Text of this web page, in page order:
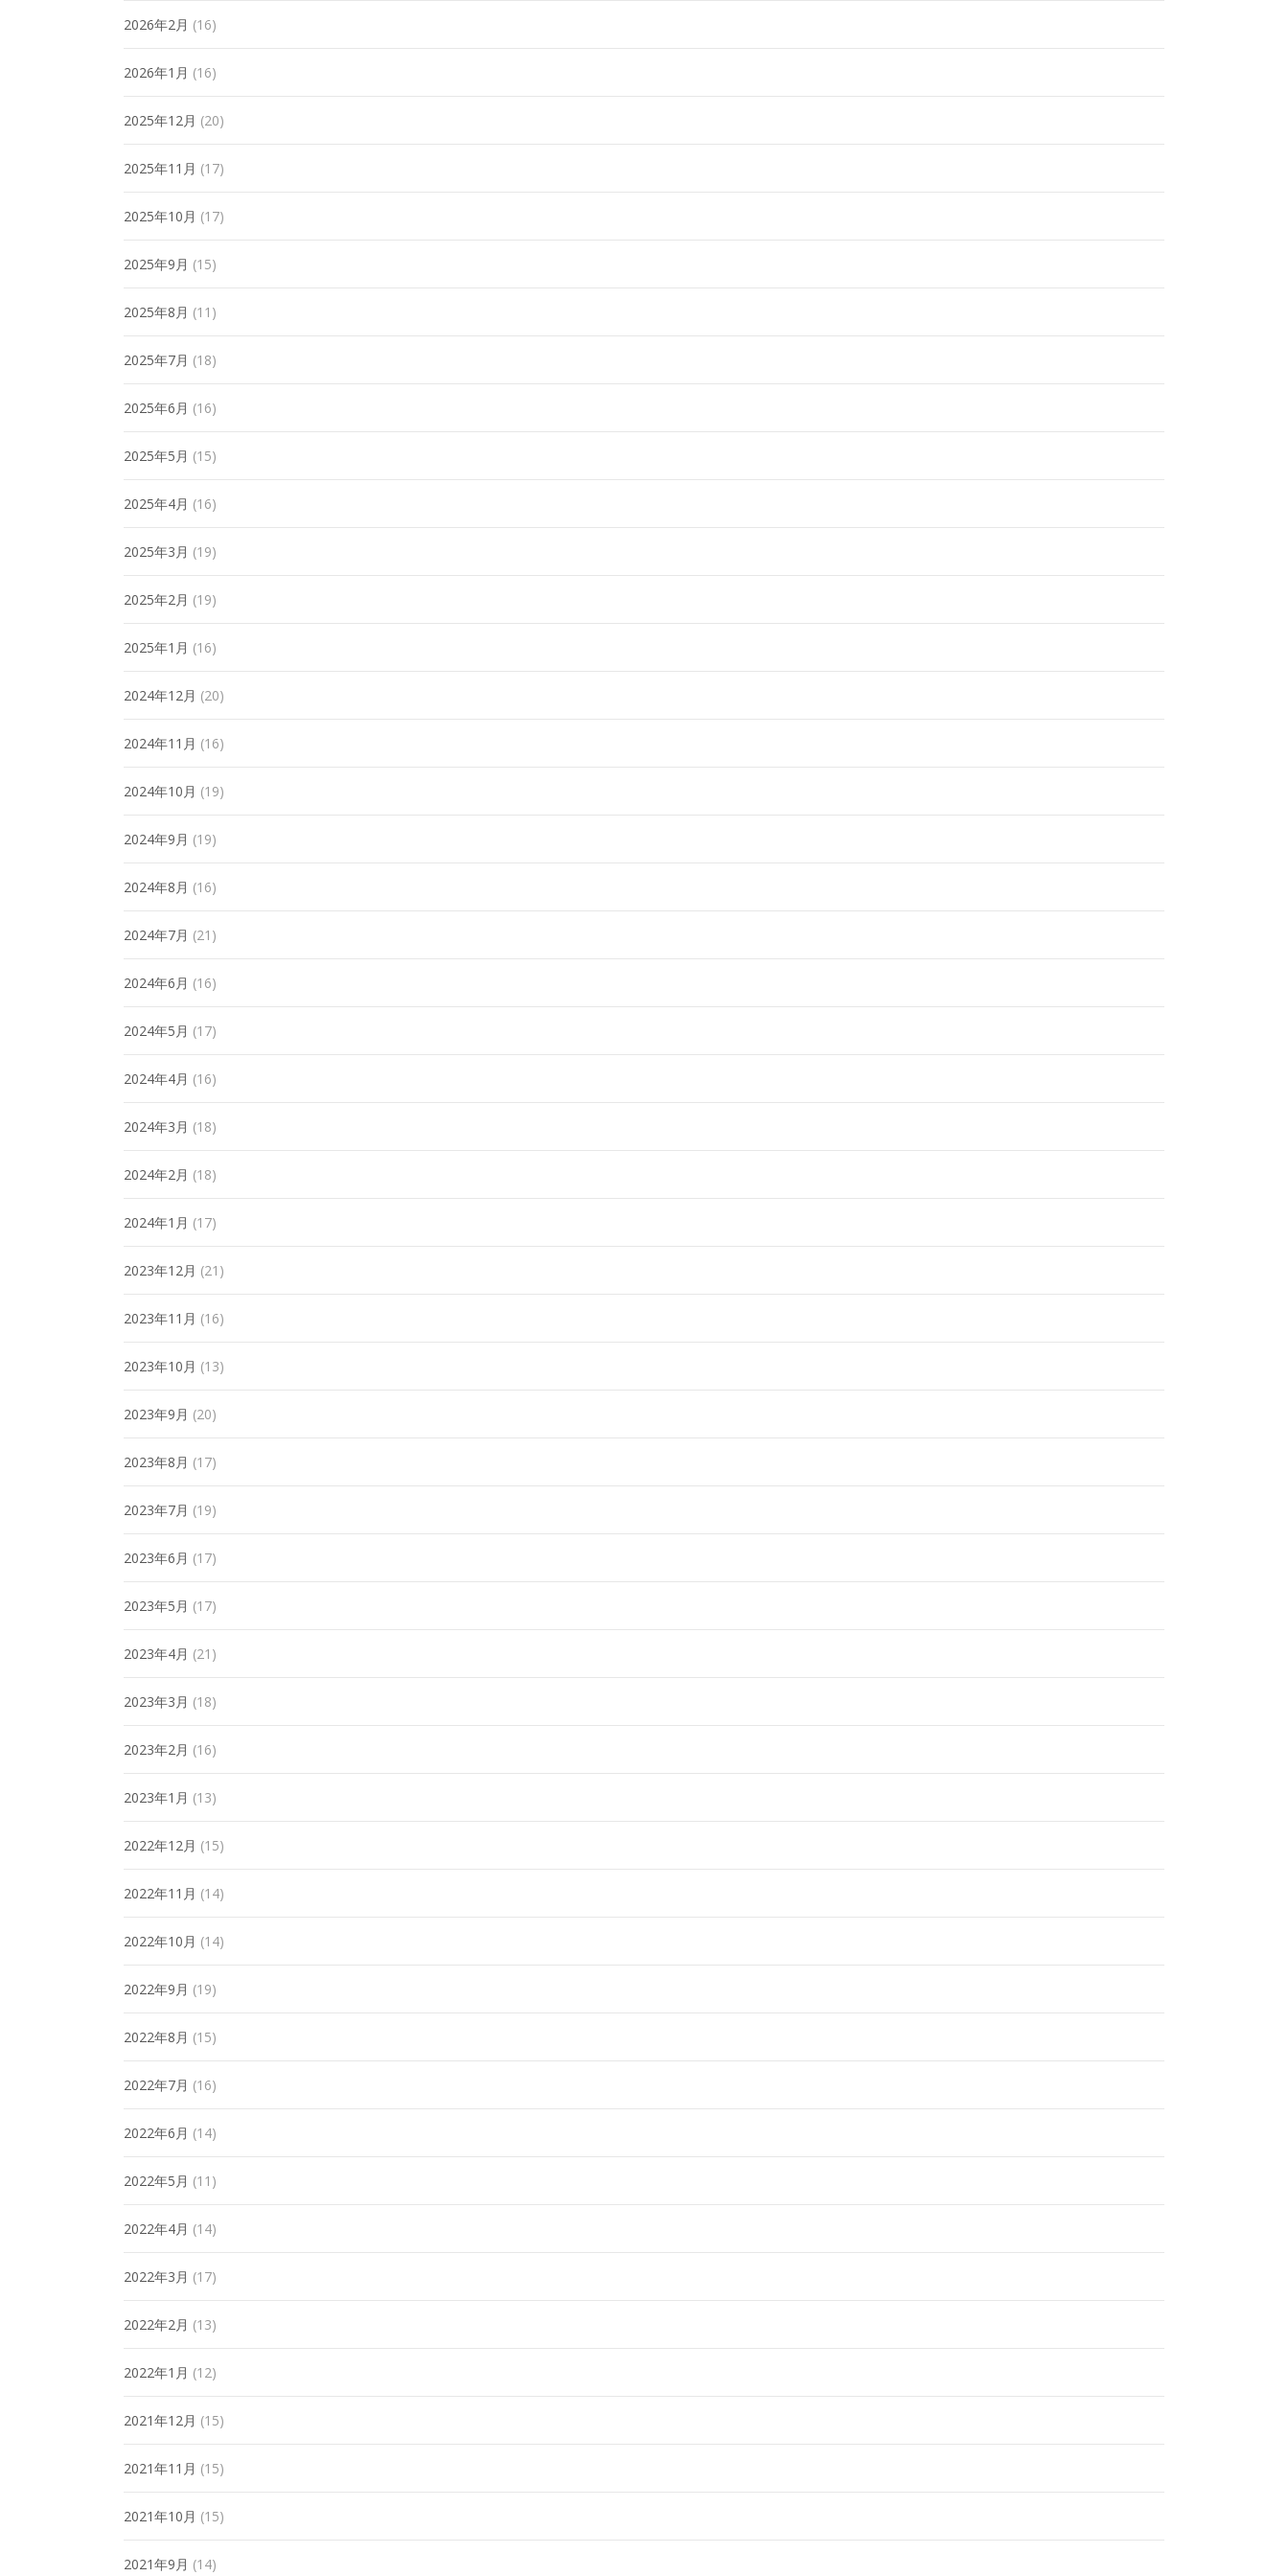
2026年2月 (16)
2026年1月 (16)
2025年12月 (20)
2025年11月 (17)
2025年10月 (17)
2025年9月 (15)
2025年8月 (11)
2025年7月 (18)
2025年6月 (16)
2025年5月 (15)
2025年4月 (16)
2025年3月 (19)
2025年2月 (19)
2025年1月 (16)
2024年12月 (20)
2024年11月 (16)
2024年10月 (19)
2024年9月 (19)
2024年8月 (16)
2024年7月 (21)
2024年6月 (16)
2024年5月 (17)
2024年4月 (16)
2024年3月 (18)
2024年2月 (18)
2024年1月 (17)
2023年12月 (21)
2023年11月 (16)
2023年10月 (13)
2023年9月 (20)
2023年8月 (17)
2023年7月 (19)
2023年6月 (17)
2023年5月 (17)
2023年4月 (21)
2023年3月 (18)
2023年2月 (16)
2023年1月 (13)
2022年12月 (15)
2022年11月 (14)
2022年10月 (14)
2022年9月 (19)
2022年8月 (15)
2022年7月 (16)
2022年6月 (14)
2022年5月 (11)
2022年4月 (14)
2022年3月 (17)
2022年2月 (13)
2022年1月 (12)
2021年12月 (15)
2021年11月 (15)
2021年10月 (15)
2021年9月 (14)